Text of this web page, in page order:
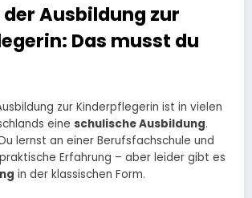
Ausbildung zur
Das musst du
zur Kinderpflegerin ist in vielen
eine schulische Ausbildung.
lernst an einer Berufsfachschule und
Erfahrung – aber leider gibt es
in der klassischen Form.